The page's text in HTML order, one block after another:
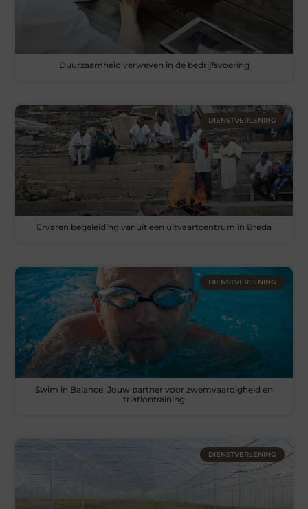
Duurzaamheid verweven in de bedrijfsvoering
DIENSTVERLENING
Ervaren begeleiding vanuit een uitvaartcentrum in Breda
DIENSTVERLENING
Swim in Balance: Jouw partner voor zwemvaardigheid en
triatlontraining
DIENSTVERLENING